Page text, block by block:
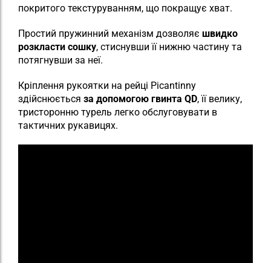
покритого текстуруванням, що покращує хват.
Простий пружинний механізм дозволяє швидко
розкласти сошку, стиснувши її нижню частину та
потягнувши за неї.
Кріплення рукоятки на рейці Picantinny
здійснюється за допомогою гвинта QD, її велику,
тристоронню турель легко обслуговувати в
тактичних рукавицях.